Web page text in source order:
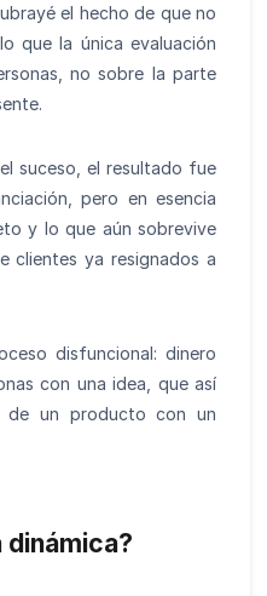
el hecho de que no
que la única evaluación
no sobre la parte
suceso, el resultado fue
pero en esencia
y lo que aún sobrevive
clientes ya resignados a
disfuncional: dinero
con una idea, que así
de un producto con un
dinámica?